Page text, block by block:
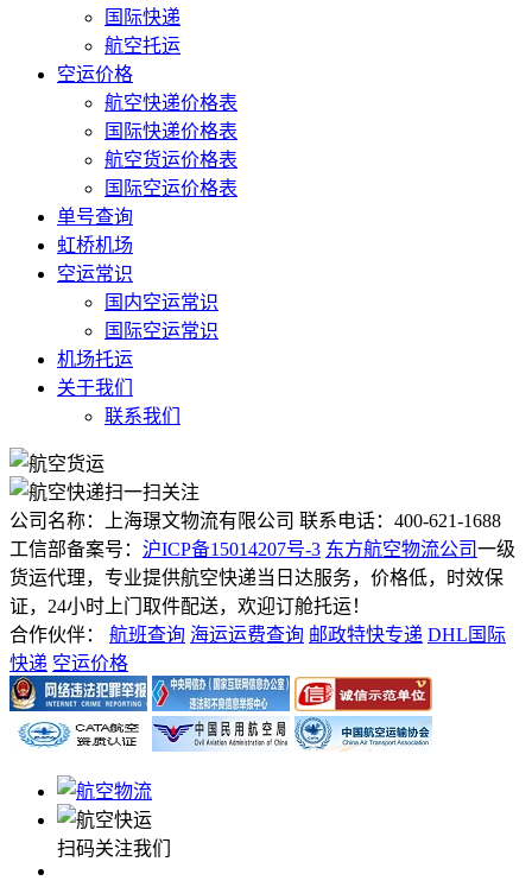
国际快递
航空托运
空运价格
航空快递价格表
国际快递价格表
航空货运价格表
国际空运价格表
单号查询
虹桥机场
空运常识
国内空运常识
国际空运常识
机场托运
关于我们
联系我们
扫一扫关注
公司名称：上海璟文物流有限公司 联系电话：400-621-1688
工信部备案号： 沪ICP备15014207号-3 东方航空物流公司一级
货运代理，专业提供航空快递当日达服务，价格低，时效保
证，24小时上门取件配送，欢迎订舱托运！
合作伙伴： 航班查询 海运运费查询 邮政特快专递 DHL国际
快递 空运价格
扫码关注我们